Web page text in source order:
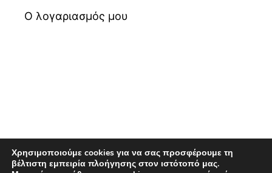
Ο λογαριασμός μου
Χρησιμοποιούμε cookies για να σας προσφέρουμε τη
βέλτιστη εμπειρία πλοήγησης στον ιστότοπό μας.